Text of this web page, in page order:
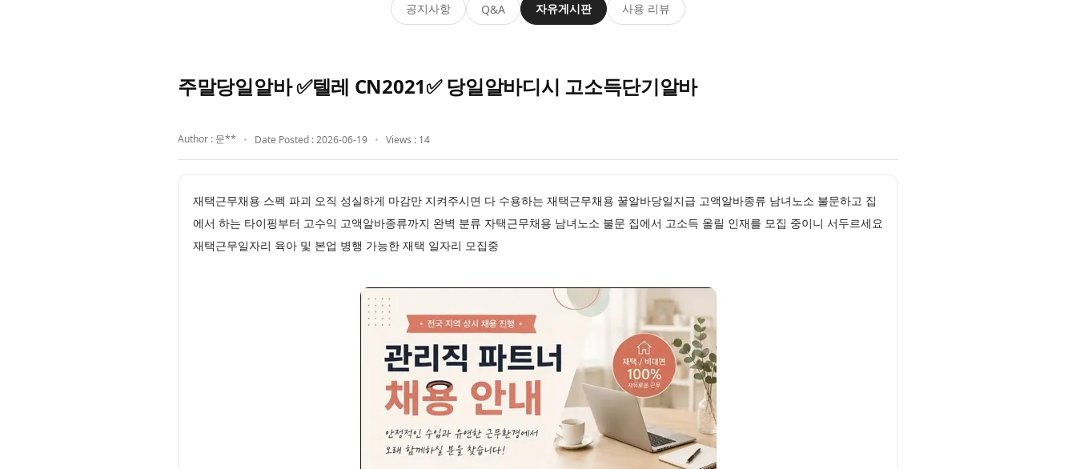
공지사항 Q&A 자유게시판 사용 리뷰
주말당일알바 ✅텔레 CN2021✅ 당일알바디시 고소득단기알바
Author : 문** Date Posted : 2026-06-19 Views : 14
재택근무채용 스펙 파괴 오직 성실하게 마감만 지켜주시면 다 수용하는 재택근무채용 꿀알바당일지급 고액알바종류 남녀노소 불문하고 집
에서 하는 타이핑부터 고수익 고액알바종류까지 완벽 분류 자택근무채용 남녀노소 불문 집에서 고소득 올릴 인재를 모집 중이니 서두르세요
재택근무일자리 육아 및 본업 병행 가능한 재택 일자리 모집중